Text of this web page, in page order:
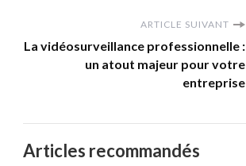
ARTICLE SUIVANT
La vidéosurveillance professionnelle :
un atout majeur pour votre
entreprise
Articles recommandés